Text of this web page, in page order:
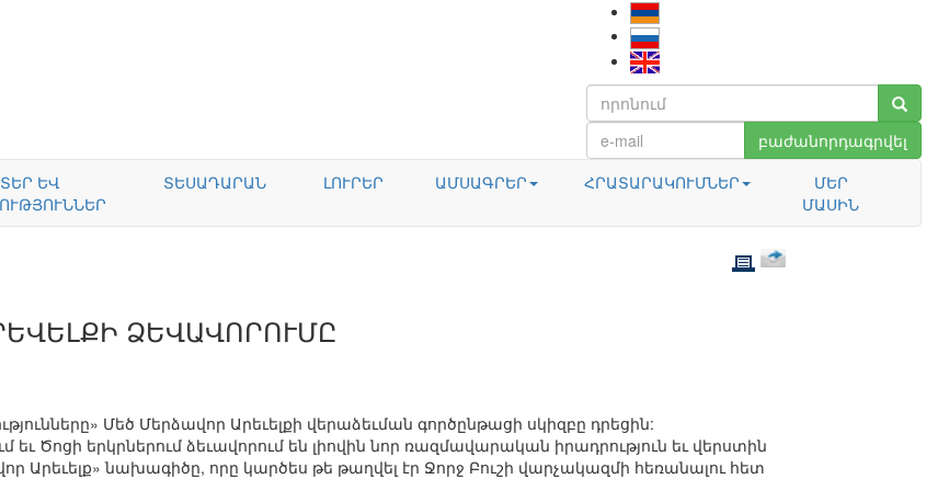
բաժանորդագրվել
ԵՎ
ՏԵՍԱԴԱՐԱՆ ԼՈՒՐԵՐ ԱՄՍԱԳՐԵՐ ՀՐԱՏԱՐԱԿՈՒՄՆԵՐ
ՄԵՐ
ՄԱՍԻՆ
ՁԵՎԱՎՈՐՈՒՄԸ
Մեծ Մերձավոր Արեւելքի վերաձեւման գործընթացի սկիզբը դրեցին:
եւ Ծոցի երկրներում ձեւավորում են լիովին նոր ռազմավարական իրադրություն եւ վերստին
Արեւելք» նախագիծը, որը կարծես թե թաղվել էր Ջորջ Բուշի վարչակազմի հեռանալու հետ